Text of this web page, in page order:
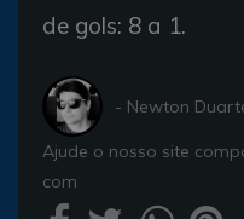
de gols: 8 a 1.
- Newton
Ajude o nosso site
com